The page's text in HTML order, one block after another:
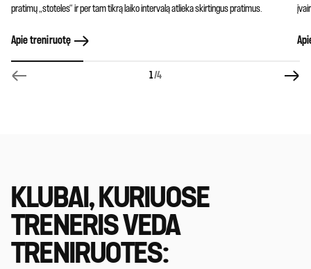
pratimų „stoteles“ ir per tam tikrą laiko intervalą atlieka skirtingus pratimus.
Apie treniruotę
1/4
KLUBAI, KURIUOSE
TRENERIS VEDA
TRENIRUOTES: